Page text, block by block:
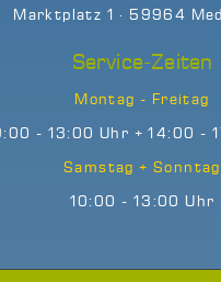
Marktplatz 1 · 59964
Service-Zeiten
Montag - Freitag
- 13:00 Uhr + 14:00 -
Samstag + Sonntag
10:00 - 13:00 Uhr